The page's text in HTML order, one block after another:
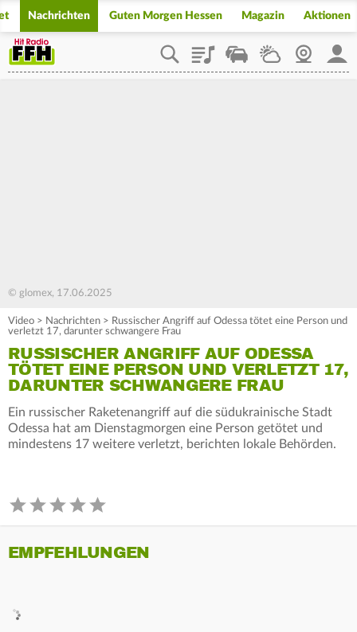
Nachrichten Guten Morgen Hessen Magazin Aktionen
PlaylistStaupilotWetterWebcam
© glomex, 17.06.2025
Video > Nachrichten > Russischer Angriff auf Odessa tötet eine Person und
verletzt 17, darunter schwangere Frau
RUSSISCHER ANGRIFF AUF ODESSA
TÖTET EINE PERSON UND VERLETZT 17,
DARUNTER SCHWANGERE FRAU
Ein russischer Raketenangriff auf die südukrainische Stadt
Odessa hat am Dienstagmorgen eine Person getötet und
mindestens 17 weitere verletzt, berichten lokale Behörden.
EMPFEHLUNGEN